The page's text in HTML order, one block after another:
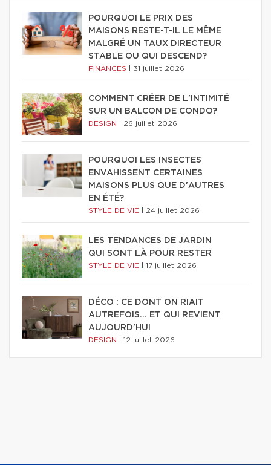
POURQUOI LE PRIX DES
MAISONS RESTE-T-IL LE MÊME
MALGRÉ UN TAUX DIRECTEUR
STABLE OU QUI DESCEND?
FINANCES 31 juillet 2026
COMMENT CRÉER DE L'INTIMITÉ
SUR UN BALCON DE CONDO?
DESIGN 26 juillet 2026
POURQUOI LES INSECTES
ENVAHISSENT CERTAINES
MAISONS PLUS QUE D'AUTRES
EN ÉTÉ?
STYLE DE VIE 24 juillet 2026
LES TENDANCES DE JARDIN
QUI SONT LÀ POUR RESTER
STYLE DE VIE 17 juillet 2026
DÉCO : CE DONT ON RIAIT
AUTREFOIS... ET QUI REVIENT
AUJOURD'HUI
DESIGN 12 juillet 2026